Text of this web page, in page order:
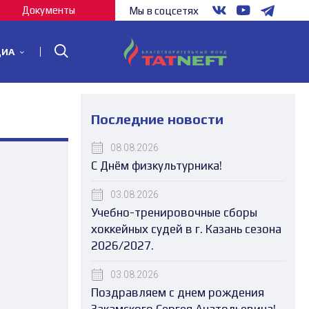
Документы Мы в соцсетях
Последние новости
08.08.2026
С Днём физкультурника!
03.08.2026
Учебно-тренировочные сборы
хоккейных судей в г. Казань сезона
2026/2027.
03.08.2026
Поздравляем с днем рождения